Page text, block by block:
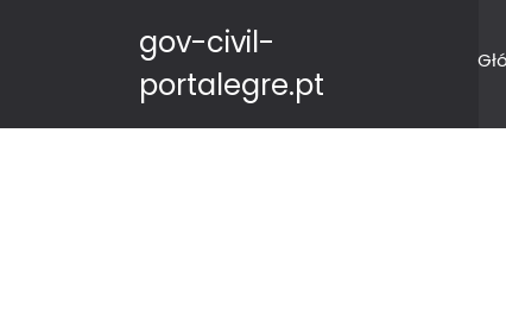
gov-civil-
portalegre.pt